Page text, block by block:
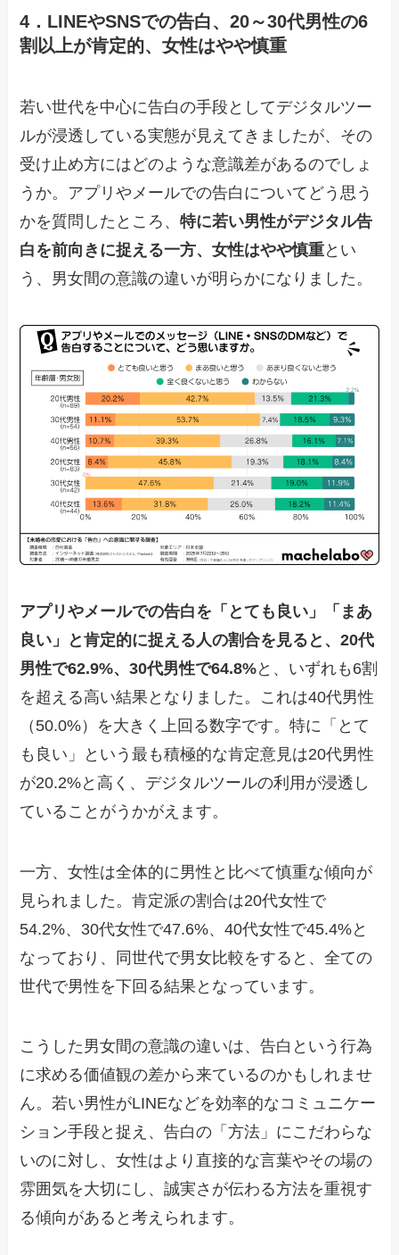
4．LINEやSNSでの告白、20～30代男性の6
割以上が肯定的、女性はやや慎重
若い世代を中心に告白の手段としてデジタルツー
ルが浸透している実態が見えてきましたが、その
受け止め方にはどのような意識差があるのでしょ
うか。アプリやメールでの告白についてどう思う
かを質問したところ、特に若い男性がデジタル告
白を前向きに捉える一方、女性はやや慎重とい
う、男女間の意識の違いが明らかになりました。
アプリやメールでの告白を「とても良い」「まあ
良い」と肯定的に捉える人の割合を見ると、20代
男性で62.9%、30代男性で64.8%と、いずれも6割
を超える高い結果となりました。これは40代男性
（50.0%）を大きく上回る数字です。特に「とて
も良い」という最も積極的な肯定意見は20代男性
が20.2%と高く、デジタルツールの利用が浸透し
ていることがうかがえます。
一方、女性は全体的に男性と比べて慎重な傾向が
見られました。肯定派の割合は20代女性で
54.2%、30代女性で47.6%、40代女性で45.4%と
なっており、同世代で男女比較をすると、全ての
世代で男性を下回る結果となっています。
こうした男女間の意識の違いは、告白という行為
に求める価値観の差から来ているのかもしれませ
ん。若い男性がLINEなどを効率的なコミュニケー
ション手段と捉え、告白の「方法」にこだわらな
いのに対し、女性はより直接的な言葉やその場の
雰囲気を大切にし、誠実さが伝わる方法を重視す
る傾向があると考えられます。